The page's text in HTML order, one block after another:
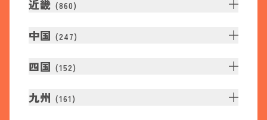
近畿 (860)
中国 (247)
四国 (152)
九州 (161 )